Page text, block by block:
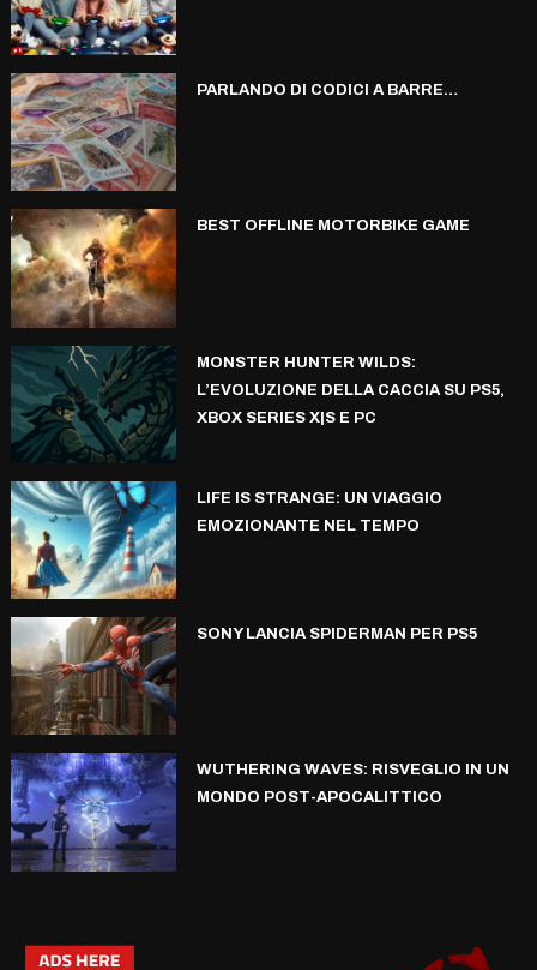
PARLANDO DI CODICI A BARRE…
BEST OFFLINE MOTORBIKE GAME
MONSTER HUNTER WILDS:
L’EVOLUZIONE DELLA CACCIA SU PS5,
XBOX SERIES X|S E PC
LIFE IS STRANGE: UN VIAGGIO
EMOZIONANTE NEL TEMPO
SONY LANCIA SPIDERMAN PER PS5
WUTHERING WAVES: RISVEGLIO IN UN
MONDO POST-APOCALITTICO